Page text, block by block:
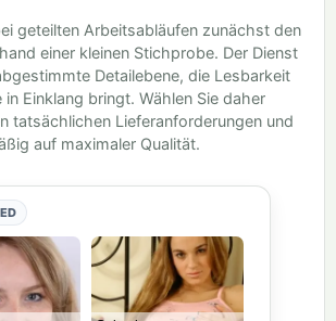
geteilten Arbeitsabläufen zunächst den
einer kleinen Stichprobe. Der Dienst
Detailebene, die Lesbarkeit
Einklang bringt. Wählen Sie daher
tatsächlichen Lieferanforderungen und
auf maximaler Qualität.